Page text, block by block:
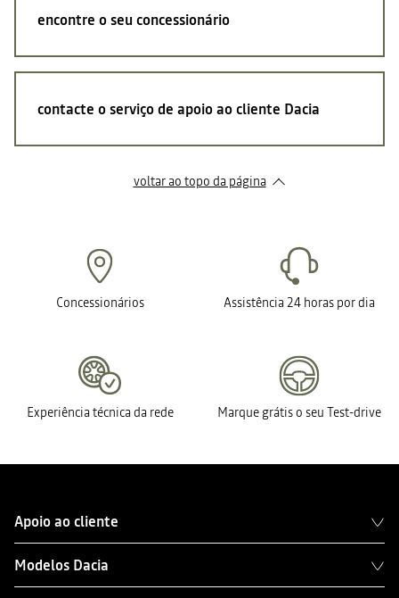
encontre o seu concessionário
contacte o serviço de apoio ao cliente Dacia
voltar ao topo da página
Concessionários Assistência 24 horas por dia
Experiência técnica da rede Marque grátis o seu Test-drive
Apoio ao cliente
Modelos Dacia